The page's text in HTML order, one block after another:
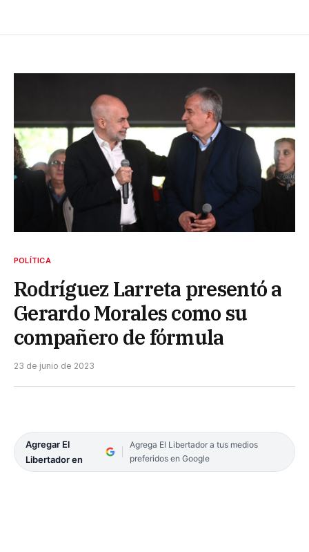
POLÍTICA
Rodríguez Larreta presentó a
Gerardo Morales como su
compañero de fórmula
23 de junio de 2023
Agregar El
Libertador en
Agrega El Libertador a tus medios
preferidos en Google